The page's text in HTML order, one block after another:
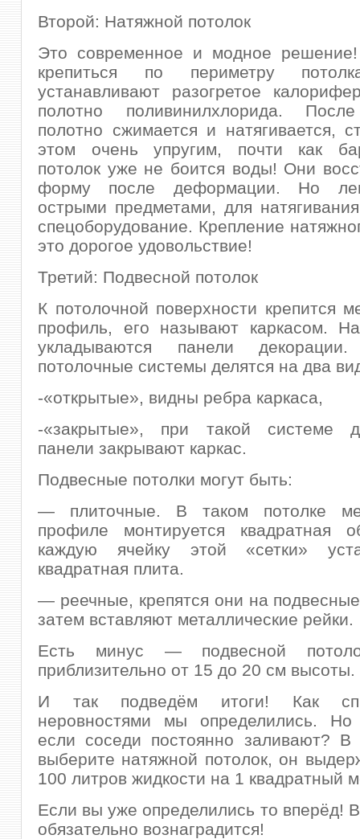
Второй: Натяжной потолок
Это современное и модное решение!
крепиться по периметру
устанавливают разогретое
полотно поливинилхлорида.
полотно сжимается и натягивается,
этом очень упругим, почти как
потолок уже не боится воды! Они
форму после деформации. Но
острыми предметами, для
спецоборудование. Крепление
это дорогое удовольствие!
Третий: Подвесной потолок
К потолочной поверхности крепится
профиль, его называют каркасом.
укладываются панели
потолочные системы делятся на два
-«открытые», видны ребра каркаса,
-«закрытые», при такой системе
панели закрывают каркас.
Подвесные потолки могут быть:
— плиточные. В таком потолке
профиле монтируется квадратная
каждую ячейку этой «сетки»
квадратная плита.
— реечные, крепятся они на
затем вставляют металлические рейки.
Есть минус — подвесной
приблизительно от 15 до 20 см высоты.
И так подведём итоги! Как
неровностями мы определились. Но
если соседи постоянно заливают? В
выберите натяжной потолок, он
100 литров жидкости на 1 квадратный
Если вы уже определились то вперёд!
обязательно вознаградится!